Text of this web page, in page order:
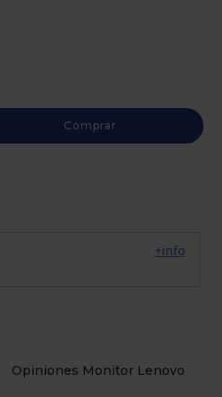
Comprar
Opiniones Monitor Lenovo